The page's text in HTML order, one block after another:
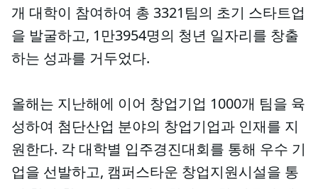
개 대학이 참여하여 총 3321팀의 초기 스타트업
을 발굴하고, 1만3954명의 청년 일자리를 창출
하는 성과를 거두었다.
올해는 지난해에 이어 창업기업 1000개 팀을 육
성하여 첨단산업 분야의 창업기업과 인재를 지
원한다. 각 대학별 입주경진대회를 통해 우수 기
업을 선발하고, 캠퍼스타운 창업지원시설을 통